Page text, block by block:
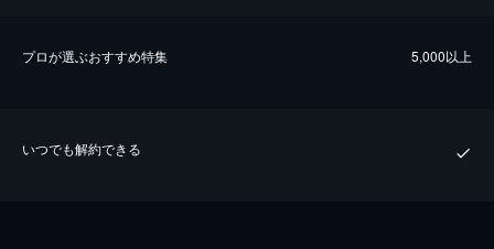
プロが選ぶおすすめ特集 5,000以上
いつでも解約できる